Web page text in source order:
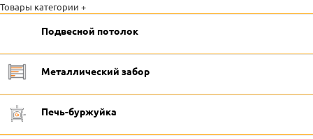
Товары категории +
Подвесной потолок
Металлический забор
Печь-буржуйка